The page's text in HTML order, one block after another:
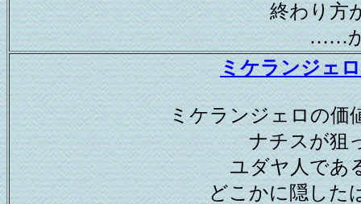
終わり方
……
ミケランジェ
ミケランジェロの価
ナチスが狙
ユダヤ人であ
どこかに隠した